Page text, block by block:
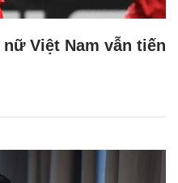
Việt Nam vẫn tiến